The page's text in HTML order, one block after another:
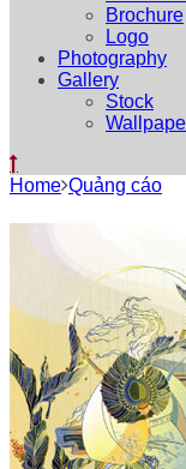
Brochure
Logo
Photography
Gallery
Stock
Home Quảng cáo